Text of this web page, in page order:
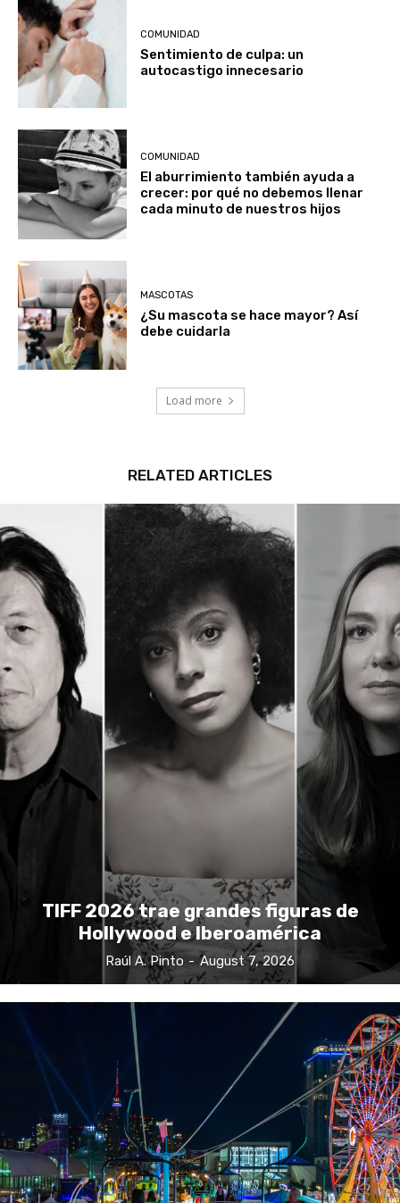
Sentimiento de culpa: un
autocastigo innecesario
El aburrimiento también ayuda a
crecer: por qué no debemos llenar
cada minuto de nuestros hijos
MASCOTAS
¿Su mascota se hace mayor? Así
Load more
TIFF 2026 trae grandes figuras de
Hollywood e Iberoamérica
Raúl A. Pinto August 7, 2026